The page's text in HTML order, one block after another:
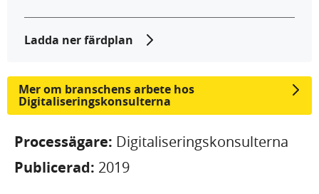
Ladda ner färdplan
Mer om branschens arbete hos
Digitaliseringskonsulterna
Processägare: Digitaliseringskonsulterna
Publicerad: 2019